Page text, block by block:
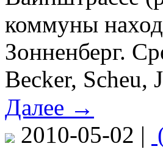
коммуны
Зонненберг.
Becker, Scheu,
Далее →
2010-05-02 |